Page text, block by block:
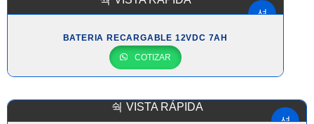
BATERIA RECARGABLE 12VDC 7AH
COTIZAR
VISTA RÁPIDA